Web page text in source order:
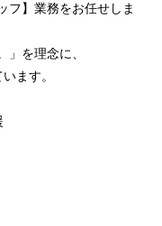
フ】業務をお任せしま
を理念に、
ます。